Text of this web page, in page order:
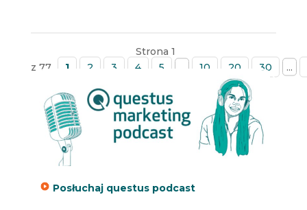
Strona 1
z 77
1 2 3 4 5 10 20 30 ...
Posłuchaj questus podcast